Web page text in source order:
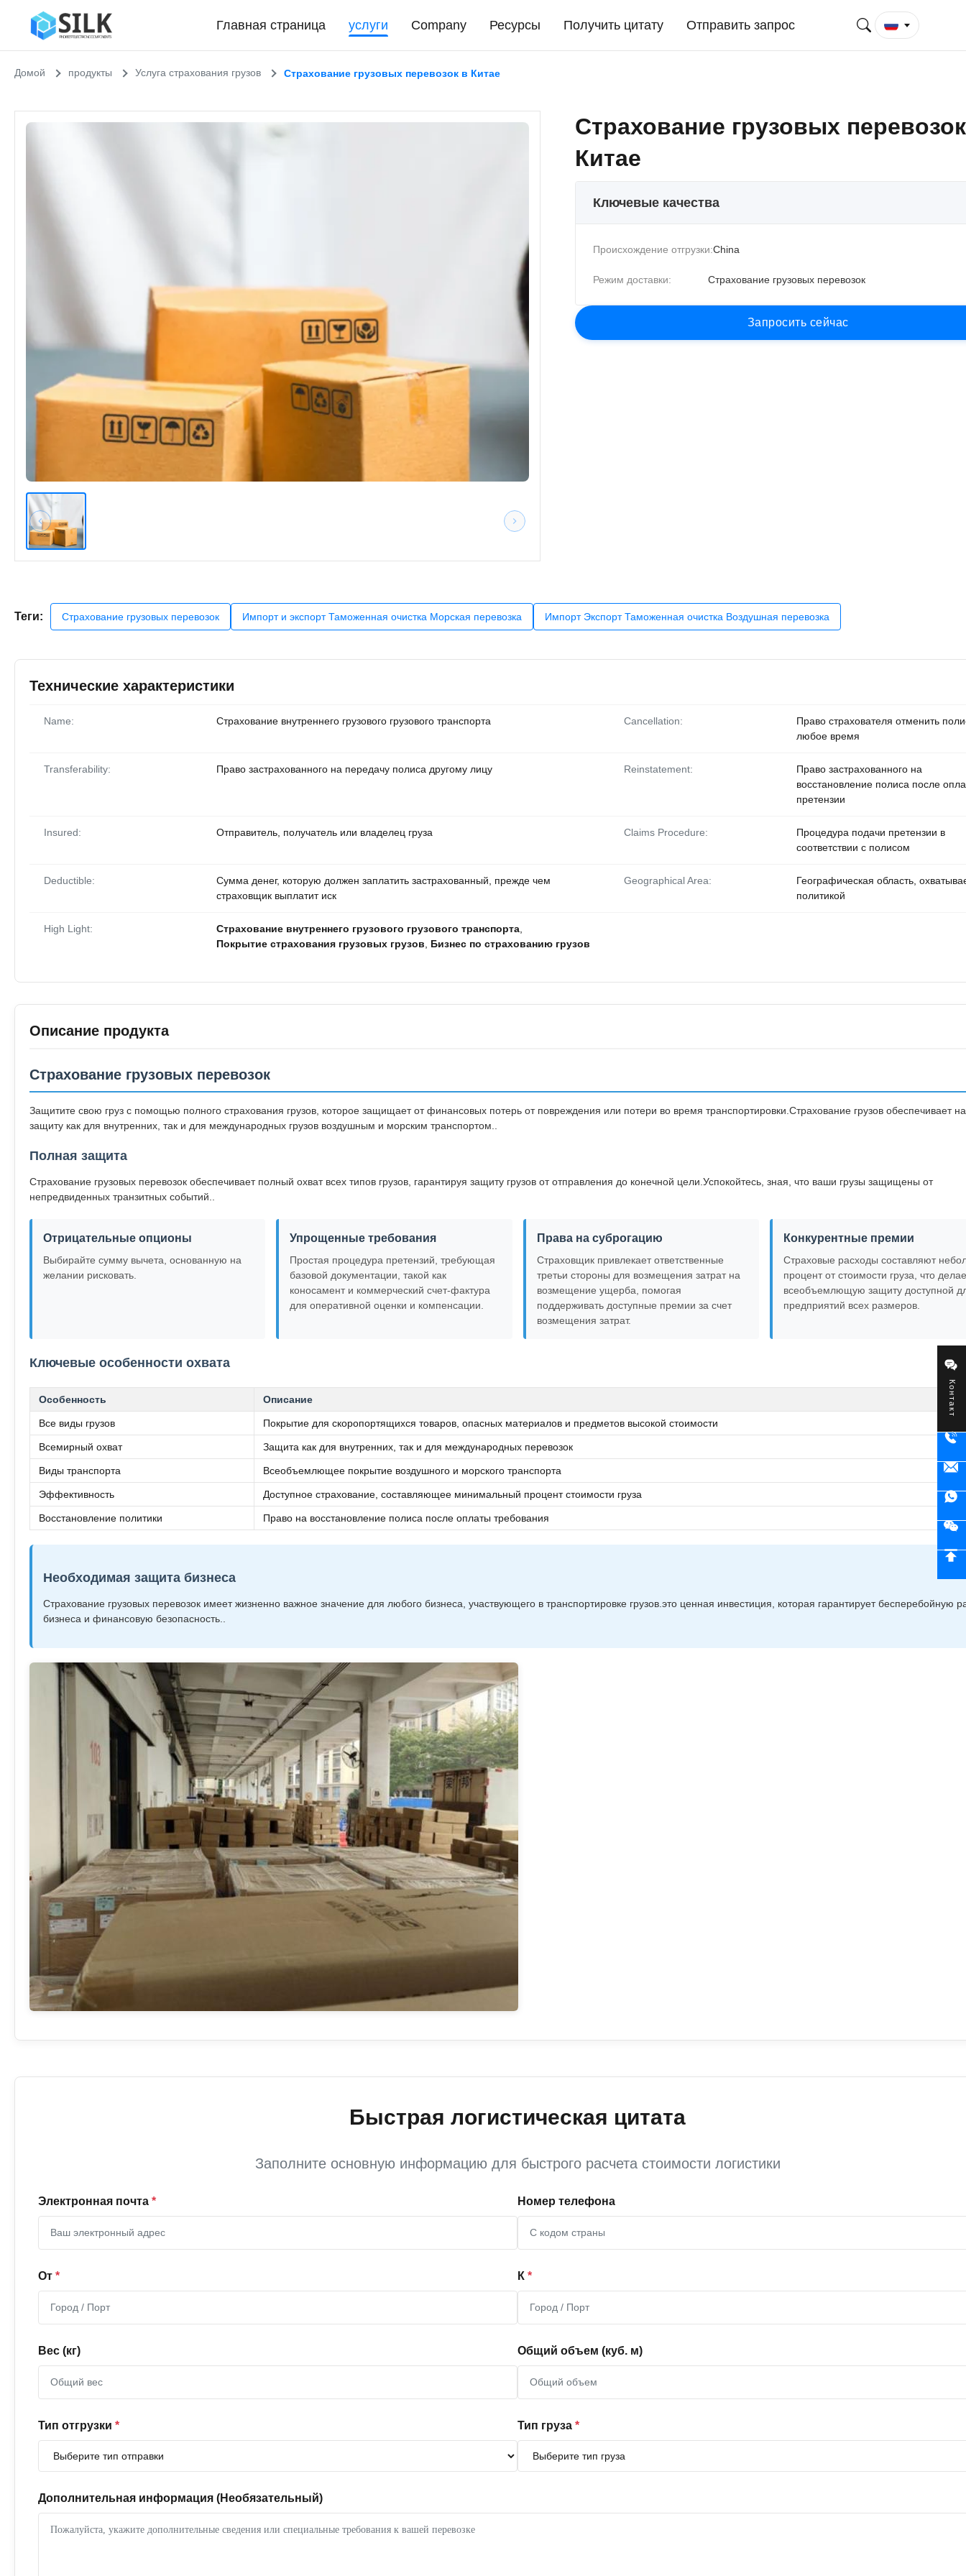
Контакт
Главная страница услуги Company Ресурсы Получить цитату Отправить запрос
Домой продукты Услуга страхования грузов Страхование грузовых перевозок в Китае
Страхование грузовых
Китае
Ключевые качества
Происхождение отгрузки:China
Режим доставки: Страхование грузовых перевозок
Запросить сейчас
Теги: Страхование грузовых перевозок Импорт и экспорт Таможенная очистка Морская перевозка Импорт Экспорт Таможенная очистка Воздушная перевозка
Технические характеристики
Name: Страхование внутреннего грузового грузового транспорта Cancellation:
Право страхователя отменить
любое время
Transferability: Право застрахованного на передачу полиса другому лицу Reinstatement:
Право застрахованного на
восстановление полиса после
претензии
Insured: Отправитель, получатель или владелец груза Claims Procedure:
Процедура подачи претензии в
соответствии с полисом
Deductible:
Сумма денег, которую должен заплатить застрахованный, прежде чем
страховщик выплатит иск
Geographical Area:
Географическая область,
политикой
High Light: Страхование внутреннего грузового грузового транспорта
Покрытие страхования грузовых грузов
Бизнес по страхованию грузов
Описание продукта
Страхование грузовых перевозок
Защитите свою груз с помощью полного страхования грузов, которое защищает от финансовых потерь от повреждения или потери во время транспортировки.Страхование грузов обеспечивает
защиту как для внутренних, так и для международных грузов воздушным и морским транспортом..
Полная защита
Страхование грузовых перевозок обеспечивает полный охват всех типов грузов, гарантируя защиту грузов от отправления до конечной цели.Успокойтесь, зная, что ваши грузы защищены от
непредвиденных транзитных событий..
Отрицательные опционы
Выбирайте сумму вычета, основанную на
желании рисковать.
Упрощенные требования
Простая процедура претензий, требующая
базовой документации, такой как
коносамент и коммерческий счет-фактура
для оперативной оценки и компенсации.
Права на суброгацию
Страховщик привлекает ответственные
третьи стороны для возмещения затрат на
возмещение ущерба, помогая
поддерживать доступные премии за счет
возмещения затрат.
Конкурентные премии
Страховые расходы составляют
процент от стоимости груза, что
всеобъемлющую защиту доступной
предприятий всех размеров.
Ключевые особенности охвата
Особенность Описание
Все виды грузов Покрытие для скоропортящихся товаров, опасных материалов и предметов высокой стоимости
Всемирный охват Защита как для внутренних, так и для международных перевозок
Виды транспорта Всеобъемлющее покрытие воздушного и морского транспорта
Эффективность Доступное страхование, составляющее минимальный процент стоимости груза
Восстановление политики Право на восстановление полиса после оплаты требования
Необходимая защита бизнеса
Страхование грузовых перевозок имеет жизненно важное значение для любого бизнеса, участвующего в транспортировке грузов.это ценная инвестиция, которая гарантирует бесперебойную
бизнеса и финансовую безопасность..
Быстрая логистическая цитата
Заполните основную информацию для быстрого расчета стоимости логистики
Электронная почта * Номер телефона
От * К *
Вес (кг) Общий объем (куб. м)
Тип отгрузки * Тип груза *
Дополнительная информация (Необязательный)